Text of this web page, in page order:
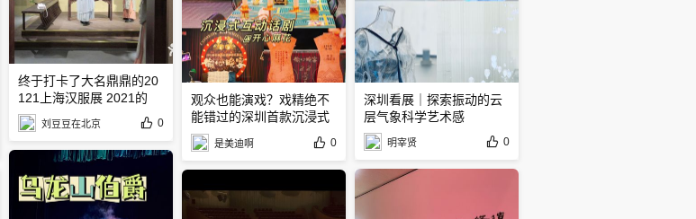
终于打卡了大名鼎鼎的20
121上海汉服展 2021的
刘豆豆在北京 0
观众也能演戏？戏精绝不
能错过的深圳首款沉浸式
互动话剧偷心晚宴
是美迪啊 0
深圳看展｜探索振动的云
层️气象科学艺术感
明宰贤 0